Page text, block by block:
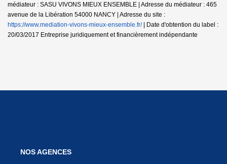
médiateur : SASU VIVONS MIEUX ENSEMBLE | Adresse du médiateur : 465
avenue de la Libération 54000 NANCY | Adresse du site :
https://www.mediation-vivons-mieux-ensemble.fr/| Date d'obtention du label :
20/03/2017 Entreprise juridiquement et financièrement indépendante
NOS AGENCES